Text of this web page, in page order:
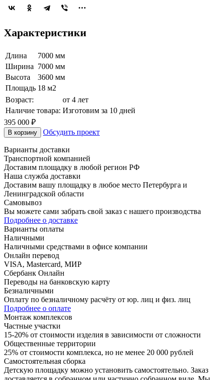
Характеристики
Длина
7000 мм
Ширина 7000 мм
Высота
3600 мм
Площадь 18 м2
Возраст:
от 4 лет
Наличие товара: Изготовим за 10 дней
395 000 ₽
В корзину Обсудить проект
Варианты доставки
Транспортной компанией
Доставим площадку в любой регион РФ
Наша служба доставки
Доставим вашу площадку в любое место Петербурга и
Ленинградской области
Самовывоз
Вы можете сами забрать свой заказ с нашего производства
Подробнее о доставке
Варианты оплаты
Наличными
Наличными средствами в офисе компании
Онлайн перевод
VISA, Mastercard, МИР
Сбербанк Онлайн
Переводы на банковскую карту
Безналичными
Оплату по безналичному расчёту от юр. лиц и физ. лиц
Подробнее о оплате
Монтаж комплексов
Частные участки
15-20% от стоимости изделия в зависимости от сложности
Общественные территории
25% от стоимости комплекса, но не менее 20 000 рублей
Самостоятельная сборка
Детскую площадку можно установить самостоятельно. Заказ